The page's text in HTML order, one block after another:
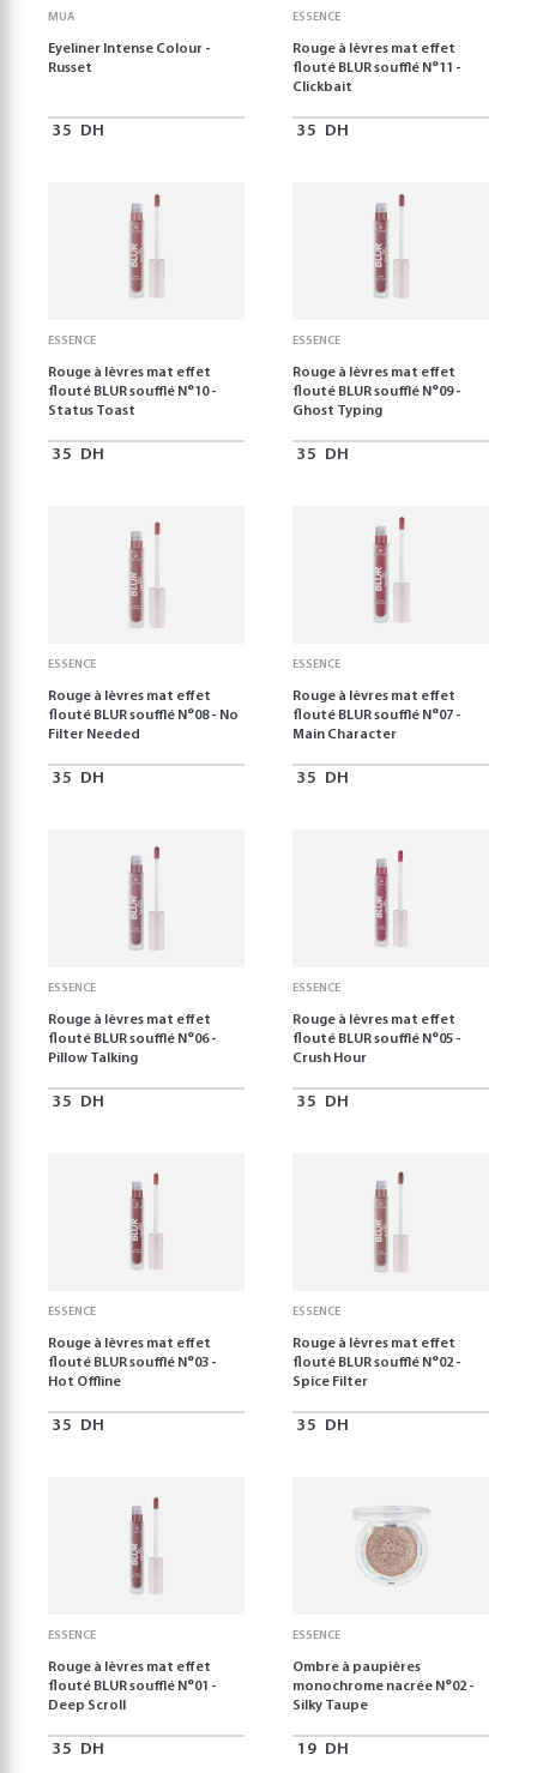
MUA
Eyeliner Intense Colour -
Russet
35 DH
ESSENCE
Rouge à lèvres mat effet
flouté BLUR soufflé N°11 -
Clickbait
35 DH
ESSENCE
Rouge à lèvres mat effet
flouté BLUR soufflé N°10 -
Status Toast
35 DH
ESSENCE
Rouge à lèvres mat effet
flouté BLUR soufflé N°09 -
Ghost Typing
35 DH
ESSENCE
Rouge à lèvres mat effet
flouté BLUR soufflé N°08 - No
Filter Needed
35 DH
ESSENCE
Rouge à lèvres mat effet
flouté BLUR soufflé N°07 -
Main Character
35 DH
ESSENCE
Rouge à lèvres mat effet
flouté BLUR soufflé N°06 -
Pillow Talking
35 DH
ESSENCE
Rouge à lèvres mat effet
flouté BLUR soufflé N°05 -
Crush Hour
35 DH
ESSENCE
Rouge à lèvres mat effet
flouté BLUR soufflé N°03 -
Hot Offline
35 DH
ESSENCE
Rouge à lèvres mat effet
flouté BLUR soufflé N°02 -
Spice Filter
35 DH
ESSENCE
Rouge à lèvres mat effet
flouté BLUR soufflé N°01 -
Deep Scroll
35 DH
ESSENCE
Ombre à paupières
monochrome nacrée N°02 -
Silky Taupe
19 DH